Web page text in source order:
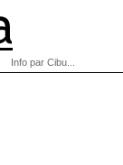
Info par Cibu...